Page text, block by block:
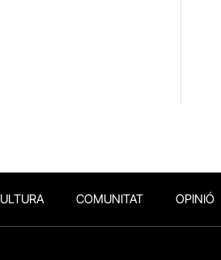
COMUNITAT OPINIÓ